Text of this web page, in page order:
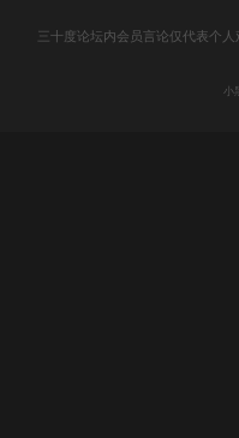
三十度论坛内会员言论仅代表个
小